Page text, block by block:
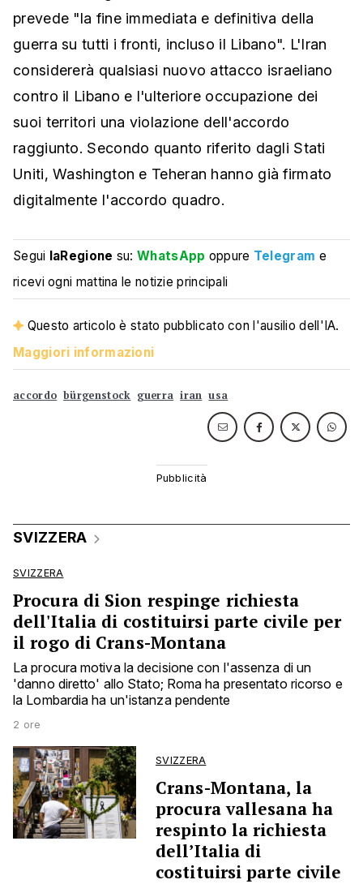
prevede "la fine immediata e definitiva della
guerra su tutti i fronti, incluso il Libano". L'Iran
considererà qualsiasi nuovo attacco israeliano
contro il Libano e l'ulteriore occupazione dei
suoi territori una violazione dell'accordo
raggiunto. Secondo quanto riferito dagli Stati
Uniti, Washington e Teheran hanno già firmato
digitalmente l'accordo quadro.
Segui laRegione su:WhatsApp oppure Telegram e
ricevi ogni mattina le notizie principali
Questo articolo è stato pubblicato con l'ausilio dell'IA.
Maggiori informazioni
accordo bürgenstock guerra iran usa
SVIZZERA
SVIZZERA
Procura di Sion respinge richiesta
dell'Italia di costituirsi parte civile per
il rogo di Crans-Montana
La procura motiva la decisione con l'assenza di un
'danno diretto' allo Stato; Roma ha presentato ricorso e
la Lombardia ha un'istanza pendente
2 ore
SVIZZERA
Crans-Montana, la
procura vallesana ha
respinto la richiesta
dell’Italia di
costituirsi parte civile